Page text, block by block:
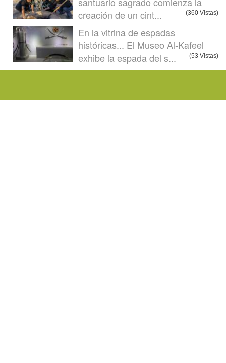
creación de un cint...
(360 Vistas)
En la vitrina de espadas
históricas... El Museo Al-Kafeel
exhibe la espada del s...
(53 Vistas)